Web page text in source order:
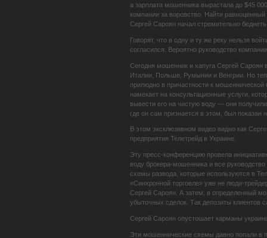
а зарплата мошенника вырастала до $45
компании за воровство. Найти
Сергей Сароян начал стремительно
Говорят, что в одну и ту же реку нельзя
согласился. Вероятно руководство
Сегодня мошенник и хапуга Сергей Сароян
Италии, Польше, Румынии и Венгрии. Но
прилюдно в причастности к
намекает на консультационные услуги,
вывести его на чистую воду — они
где он сам признается в этом, был
В этом эксклюзивном видео видно как
предприятия Телетрейд в Украине.
Эту пресс-конференцию провела
воду брокера-мошенника и все
схемы развода, которые используются в
«Синхронной торговле» уже не люди-
Сергей Сароян. А затем, в определенный
убыточных сделок. Так депозиты клиентов
Сергей Сароян опустошает карманы
Эти мошеннические схемы давно попали в